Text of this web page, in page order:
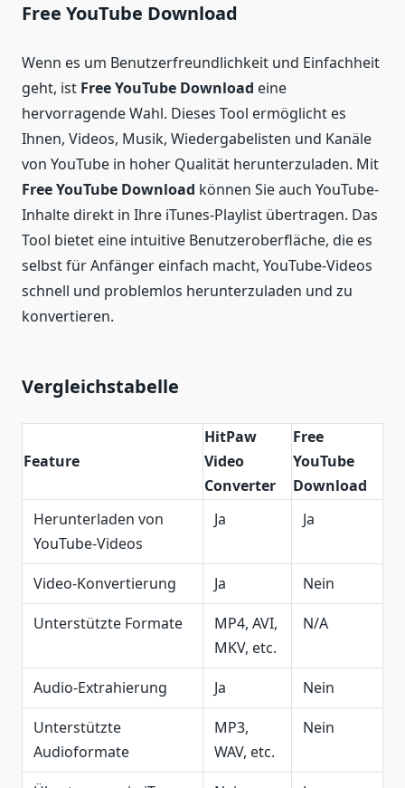
Free YouTube Download
Wenn es um Benutzerfreundlichkeit und Einfachheit
geht, ist Free YouTube Download eine
hervorragende Wahl. Dieses Tool ermöglicht es
Ihnen, Videos, Musik, Wiedergabelisten und Kanäle
von YouTube in hoher Qualität herunterzuladen. Mit
Free YouTube Download können Sie auch YouTube-
Inhalte direkt in Ihre iTunes-Playlist übertragen. Das
Tool bietet eine intuitive Benutzeroberfläche, die es
selbst für Anfänger einfach macht, YouTube-Videos
schnell und problemlos herunterzuladen und zu
konvertieren.
Vergleichstabelle
Feature
HitPaw
Video
Converter
Free
YouTube
Download
Herunterladen von
YouTube-Videos
Ja Ja
Video-Konvertierung Ja
Nein
Unterstützte Formate
MP4, AVI,
MKV, etc.
N/A
Audio-Extrahierung Ja
Nein
Unterstützte
Audioformate
MP3,
WAV, etc.
Nein